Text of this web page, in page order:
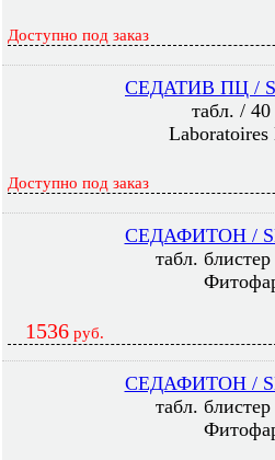
Доступно под заказ
СЕДАТИВ ПЦ /
табл. /
Laboratoires
Доступно под заказ
СЕДАФИТОН /
табл.
1536 руб.
СЕДАФИТОН /
табл.